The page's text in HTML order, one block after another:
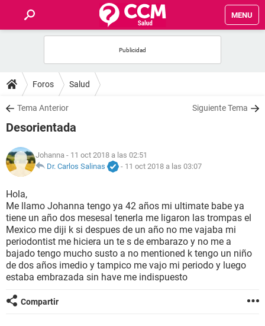
MENU
FOROS
SALUD
NUTRICIÓN
BIENESTAR
SEXUALIDAD
GLOSARIO
Foros Salud
Tema Anterior Siguiente Tema
Desorientada
Johanna - 11 oct 2018 a las 02:51
Dr. Carlos Salinas
- 11 oct 2018 a las 03:07
Hola,
Me llamo Johanna tengo ya 42 años mi ultimate babe ya
tiene un año dos mesesal tenerla me ligaron las trompas el
Mexico me diji k si despues de un año no me vajaba mi
periodontist me hiciera un te s de embarazo y no me a
bajado tengo mucho susto a no mentioned k tengo un niño
de dos años imedio y tampico me vajo mi periodo y luego
estaba embrazada sin have me indispuesto
Compartir